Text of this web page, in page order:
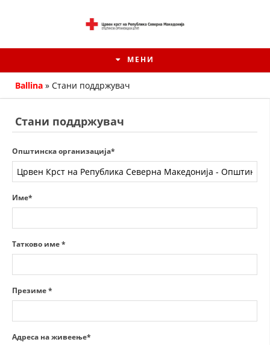
МЕНИ
СТРУКТУРА НА ОРГАНИЗАЦИЈАТА
ЧЛЕНСТВО ВО ПРОФЕСИОНАЛНИ ТЕЛА
Ballina » Стани поддржувач
Стани поддржувач
Општинска организација*
Име*
Татково име *
Презиме *
Адреса на живеење*